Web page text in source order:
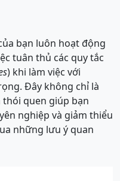
bạn luôn hoạt động
tuân thủ các quy tắc
) khi làm việc với
Đây không chỉ là
quen giúp bạn
nghiệp và giảm thiểu
những lưu ý quan